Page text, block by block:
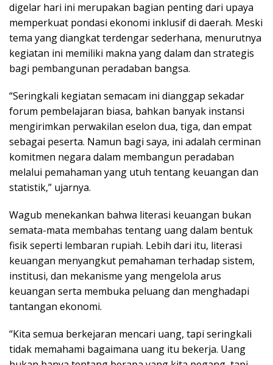
digelar hari ini merupakan bagian penting dari upaya
memperkuat pondasi ekonomi inklusif di daerah. Meski
tema yang diangkat terdengar sederhana, menurutnya
kegiatan ini memiliki makna yang dalam dan strategis
bagi pembangunan peradaban bangsa.
“Seringkali kegiatan semacam ini dianggap sekadar
forum pembelajaran biasa, bahkan banyak instansi
mengirimkan perwakilan eselon dua, tiga, dan empat
sebagai peserta. Namun bagi saya, ini adalah cerminan
komitmen negara dalam membangun peradaban
melalui pemahaman yang utuh tentang keuangan dan
statistik,” ujarnya.
Wagub menekankan bahwa literasi keuangan bukan
semata-mata membahas tentang uang dalam bentuk
fisik seperti lembaran rupiah. Lebih dari itu, literasi
keuangan menyangkut pemahaman terhadap sistem,
institusi, dan mekanisme yang mengelola arus
keuangan serta membuka peluang dan menghadapi
tantangan ekonomi.
“Kita semua berkejaran mencari uang, tapi seringkali
tidak memahami bagaimana uang itu bekerja. Uang